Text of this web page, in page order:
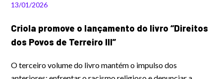
13/01/2026
Criola promove o lançamento do livro “Direitos
dos Povos de Terreiro III”
O terceiro volume do livro mantém o impulso dos